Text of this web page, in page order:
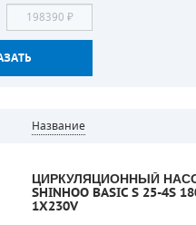
Название
ЦИРКУЛЯЦИОННЫЙ
SHINHOO BASIC S 25-4S
1X230V